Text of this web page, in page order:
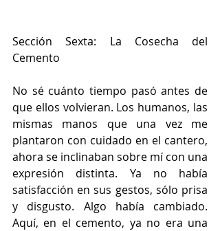
Sección Sexta: La Cosecha del
Cemento
No sé cuánto tiempo pasó antes de
que ellos volvieran. Los humanos, las
mismas manos que una vez me
plantaron con cuidado en el cantero,
ahora se inclinaban sobre mí con una
expresión distinta. Ya no había
satisfacción en sus gestos, sólo prisa
y disgusto. Algo había cambiado.
Aquí, en el cemento, ya no era una